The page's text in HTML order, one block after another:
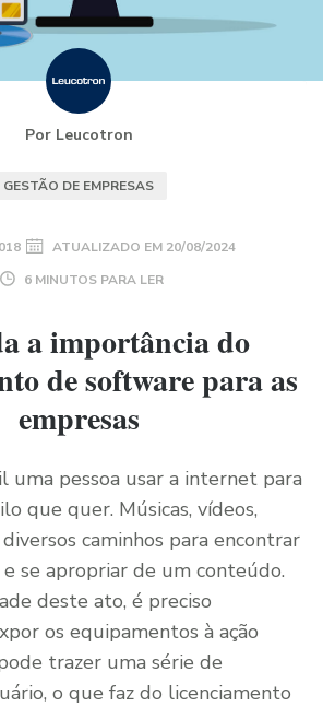
Por Leucotron
GESTÃO DE EMPRESAS
ATUALIZADO EM 20/08/2024
6 MINUTOS PARA LER
a importância do
de software para as
empresas
uma pessoa usar a internet para
que quer. Músicas, vídeos,
caminhos para encontrar
se apropriar de um conteúdo.
deste ato, é preciso
os equipamentos à ação
trazer uma série de
o que faz do licenciamento